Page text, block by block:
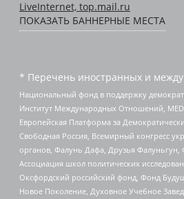
LiveInternet, top.mail.ru
ПОКАЗАТЬ БАННЕРНЫЕ МЕСТА
* Перечень иностранных и
Национальный фонд в поддержку
Институт Международных Отношений,
Европейская Платформа за
Свободная Россия, Всемирный конгресс
органов, Фалунь Дафа, Друзья Фалуньгун,
Ассоциация школ политических
Оксфордский российский фонд, Фонд
Новое Поколение, Духовное Учебное